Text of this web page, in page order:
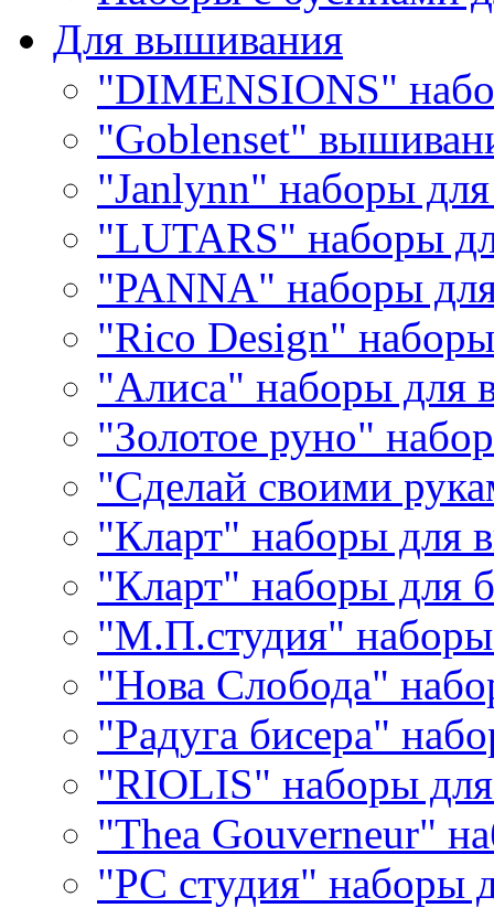
Для вышивания
"DIMENSIONS"
"Goblenset"
"Janlynn" наборы
"LUTARS" наборы
"PANNA" наборы
"Rico Design"
"Алиса" наборы для
"Золотое руно"
"Сделай своими
"Кларт" наборы для
"Кларт" наборы для
"М.П.студия"
"Нова Слобода"
"Радуга бисера"
"RIOLIS" наборы
"Thea Gouverneur"
"РС студия" наборы